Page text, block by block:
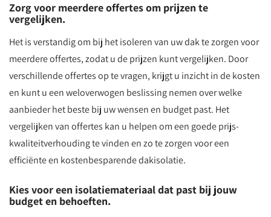
Zorg voor meerdere offertes om prijzen te
vergelijken.
Het is verstandig om bij het isoleren van uw dak te zorgen voor
meerdere offertes, zodat u de prijzen kunt vergelijken. Door
verschillende offertes op te vragen, krijgt u inzicht in de kosten
en kunt u een weloverwogen beslissing nemen over welke
aanbieder het beste bij uw wensen en budget past. Het
vergelijken van offertes kan u helpen om een goede prijs-
kwaliteitverhouding te vinden en zo te zorgen voor een
efficiënte en kostenbesparende dakisolatie.
Kies voor een isolatiemateriaal dat past bij jouw
budget en behoeften.